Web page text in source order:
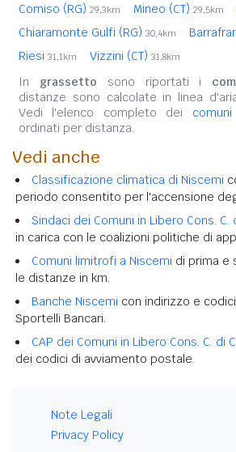
Comiso (RG) 29,3km Mineo (CT) 29,5km
Chiaramonte Gulfi (RG) 30,4km
Riesi 31,1km Vizzini (CT) 31,8km
In grassetto sono riportati i
distanze sono calcolate in linea
Vedi l'elenco completo dei
ordinati per distanza.
Vedi anche
Classificazione climatica di Niscemi
periodo consentito per l'accensione
Sindaci dei Comuni in Libero Cons.
in carica con le coalizioni politiche di
Comuni limitrofi a Niscemi di prima e
le distanze in km.
Banche Niscemi con indirizzo e
Sportelli Bancari.
CAP dei Comuni in Libero Cons. C. di
dei codici di avviamento postale.
Note Legali
Privacy Policy